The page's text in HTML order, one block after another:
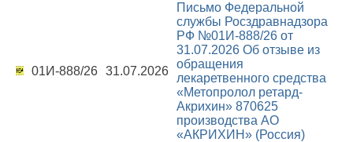
01И-888/26 31.07.2026
Письмо Федеральной
службы Росздравнадзора
РФ №01И-888/26 от
31.07.2026 Об отзыве из
обращения
лекаретвенного средства
«Метопролол ретард-
Акрихин» 870625
производства АО
«АКРИХИН» (Россия)